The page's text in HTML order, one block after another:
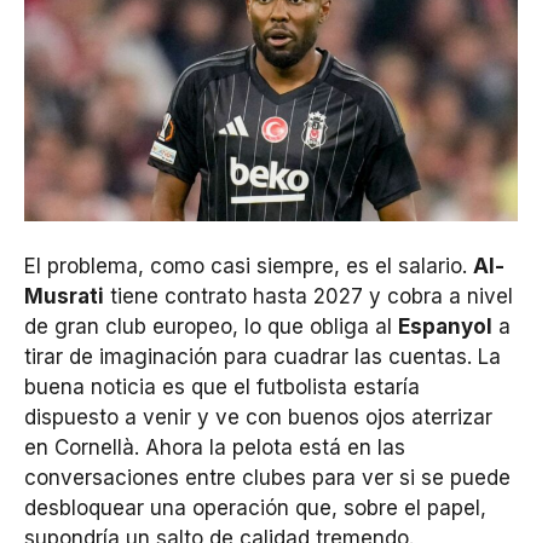
El problema, como casi siempre, es el salario. Al-
Musrati tiene contrato hasta 2027 y cobra a nivel
de gran club europeo, lo que obliga al
Espanyol a
tirar de imaginación para cuadrar las cuentas. La
buena noticia es que el futbolista estaría
dispuesto a venir y ve con buenos ojos aterrizar
en Cornellà. Ahora la pelota está en las
conversaciones entre clubes para ver si se puede
desbloquear una operación que, sobre el papel,